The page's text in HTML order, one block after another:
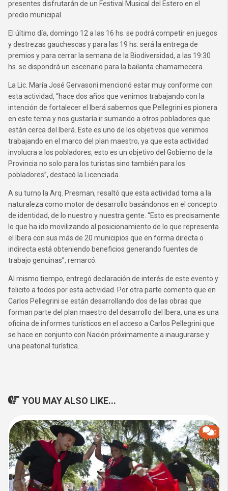
presentes disfrutarán de un Festival Musical del Estero en el
predio municipal.
El último día, domingo 12 a las 16 hs. se podrá competir en juegos
y destrezas gauchescas y para las 19 hs. será la entrega de
premios y para cerrar la semana de la Biodiversidad, a las 19:30
hs. se dispondrá un escenario para la bailanta chamamecera.
La Lic. María José Gervasoni mencionó estar muy conforme con
esta actividad, “hace dos años que venimos trabajando con la
intención de fortalecer el Iberá sabemos que Pellegrini es pionera
en este tema y nos gustaría ir sumando a otros pobladores que
están cerca del Iberá. Este es uno de los objetivos que venimos
trabajando en el marco del plan maestro, ya que esta actividad
involucra a los pobladores, esto es un objetivo del Gobierno de la
Provincia no solo para los turistas sino también para los
pobladores”, destacó la Licenciada.
A su turno la Arq. Presman, resaltó que esta actividad toma a la
naturaleza como motor de desarrollo basándonos en el concepto
de identidad, de lo nuestro y nuestra gente. “Esto es precisamente
lo que ha ido movilizando al posicionamiento de lo que representa
el Ibera con sus más de 20 municipios que en forma directa o
indirecta está obteniendo beneficios generando fuentes de
trabajo genuinas”, remarcó.
Al mismo tiempo, entregó declaración de interés de este evento y
felicito a todos por esta actividad. Por otra parte comento que en
Carlos Pellegrini se están desarrollando dos de las obras que
forman parte del plan maestro del desarrollo del Ibera, una es una
oficina de informes turísticos en el acceso a Carlos Pellegrini que
se hace en conjunto con Nación próximamente a inaugurarse y
una peatonal turística.
YOU MAY ALSO LIKE...
0